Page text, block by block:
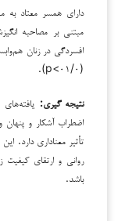
مبتنی بر مصاحبه
(۰۱/۰>p).
نتیجه­ گیری:
اضطراب آشکار و پنهان
تأثیر معناداری دارد.
روانی و ارتقای
باشد.